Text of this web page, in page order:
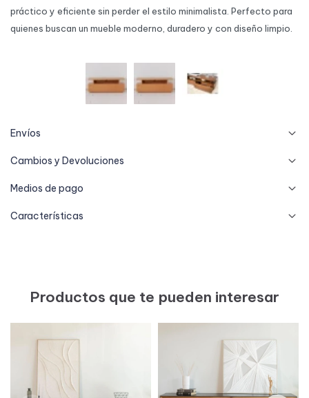
práctico y eficiente sin perder el estilo minimalista. Perfecto para
quienes buscan un mueble moderno, duradero y con diseño limpio.
Envíos
Cambios y Devoluciones
Medios de pago
Características
Productos que te pueden interesar